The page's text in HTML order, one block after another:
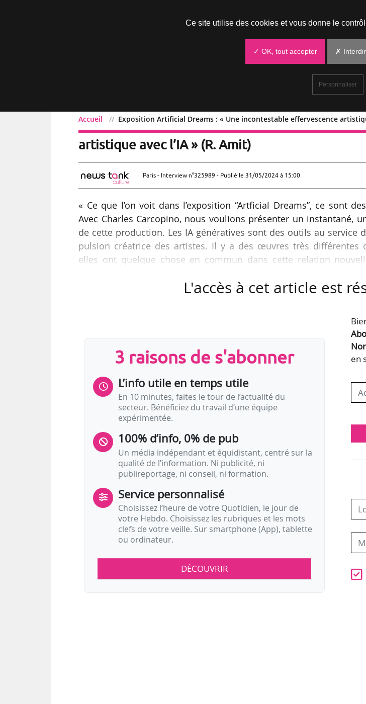
Accueil Exposition Artificial Dreams : « Une incontestable effervescence
Exposition Artificial Dreams : « Une
artistique avec l’IA » (R. Amit)
Paris - Interview n°325989 - Publié le 31/05/2024 à 15:00
« Ce que l’on voit dans l’exposition “Artficial Dreams”, ce sont
Avec Charles Carcopino, nous voulions présenter un instantané,
de cette production. Les IA génératives sont des outils au service
pulsion créatrice des artistes. Il y a des œuvres très différentes
elles ont quelque chose en commun dans cette relation
avant-gardiste, puisque l’IA ne l’est plus », déclare Roei Amit,
L’exposition « Artificial Dreams » réunit au Grand Palais Immersif
L'accès à cet article est
3 raisons de s'abonner
L’info utile en temps utile
En 10 minutes, faites le tour de l’actualité du
secteur. Bénéficiez du travail d’une équipe
expérimentée.
100% d’info, 0% de pub
Un média indépendant et équidistant, centré sur la
qualité de l’information. Ni publicité, ni
publireportage, ni conseil, ni formation.
Service personnalisé
Choisissez l‘heure de votre Quotidien, le jour de
votre Hebdo. Choisissez les rubriques et les mots
clefs de votre veille. Sur smartphone (App), tablette
ou ordinateur.
DÉCOUVRIR
en
Ce site utilise des cookies et vous donne le
✓ OK, tout accepter ✗
Personnaliser